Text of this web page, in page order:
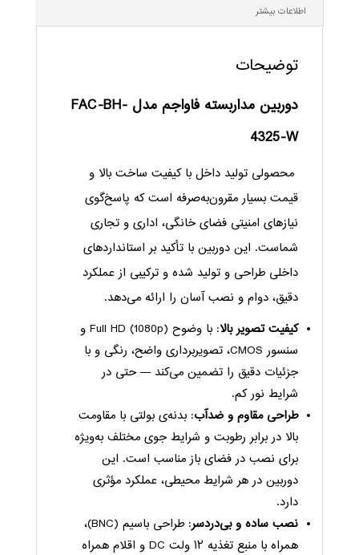
اطلاعات بیشتر
توضیحات
دوربین مداربسته فاواجم مدل FAC-BH-
4325-W
محصولی تولید داخل با کیفیت ساخت بالا و
قیمت بسیار مقرون‌به‌صرفه است که پاسخ‌گوی
نیازهای امنیتی فضای خانگی، اداری و تجاری
شماست. این دوربین با تأکید بر استانداردهای
داخلی طراحی و تولید شده و ترکیبی از عملکرد
دقیق، دوام و نصب آسان را ارائه می‌دهد.
کیفیت تصویر بالا
: با وضوح Full HD (1080p) و
سنسور CMOS، تصویربرداری واضح، رنگی و با
جزئیات دقیق را تضمین می‌کند — حتی در
شرایط نور کم.
طراحی مقاوم و ضدآب: بدنه‌ی بولتی با مقاومت
بالا در برابر رطوبت و شرایط جوی مختلف به‌ویژه
برای نصب در فضای باز مناسب است. این
دوربین در هر شرایط محیطی، عملکرد مؤثری
دارد.
نصب ساده و بی‌دردسر
: طراحی باسیم (BNC)،
همراه با منبع تغذیه ۱۲ ولت DC و اقلام همراه